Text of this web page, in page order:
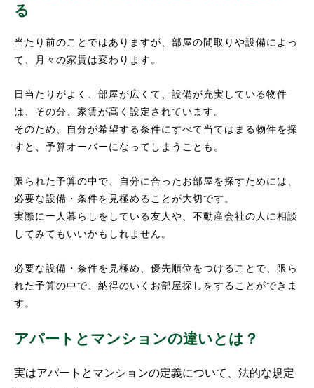
る
当たり前のことではありますが、部屋の間取りや設備によっ
て、月々の家賃は変わります。
日当たりがよく、部屋が広くて、設備が充実している物件
は、その分、家賃が高く設定されています。
そのため、自分が希望する条件にすべて当てはまる物件を探
すと、予算オーバーになってしまうことも。
限られた予算の中で、自分に合ったお部屋を探すためには、
必要な設備・条件を見極めることが大切です。
実際に一人暮らしをしている友人や、不動産会社の人に相談
してみてもいいかもしれません。
必要な設備・条件を見極め、優先順位をつけることで、限ら
れた予算の中で、納得のいくお部屋探しをすることができま
す。
アパートとマンションの違いとは？
実はアパートとマンションの定義について、法的な規定